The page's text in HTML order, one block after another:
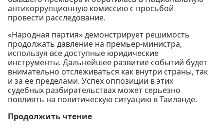
антикоррупционную комиссию с просьбой
провести расследование.
«Народная партия» демонстрирует решимость
продолжать давление на премьер-министра,
используя все доступные юридические
инструменты. Дальнейшее развитие событий будет
внимательно отслеживаться как внутри страны, так
и за ее пределами. Успех оппозиции в этих
судебных разбирательствах может серьезно
повлиять на политическую ситуацию в Таиланде.
Продолжить чтение